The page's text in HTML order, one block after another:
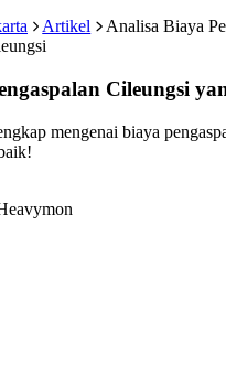
Artikel Analisa Biaya
Cileungsi
mengenai biaya